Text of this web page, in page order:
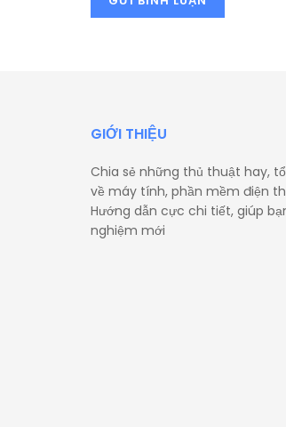
GIỚI THIỆU
Chia sẻ những thủ thuật hay,
về máy tính, phần mềm điện
Hướng dẫn cực chi tiết, giúp
nghiệm mới